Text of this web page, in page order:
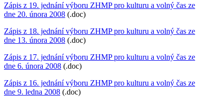
Zápis z 19. jednání výboru ZHMP pro kulturu a volný čas ze
dne 20. února 2008 (.doc)
Zápis z 18. jednání výboru ZHMP pro kulturu a volný čas ze
dne 13. února 2008 (.doc)
Zápis z 17. jednání výboru ZHMP pro kulturu a volný čas ze
dne 6. února 2008 (.doc)
Zápis z 16. jednání výboru ZHMP pro kulturu a volný čas ze
dne 9. ledna 2008 (.doc)